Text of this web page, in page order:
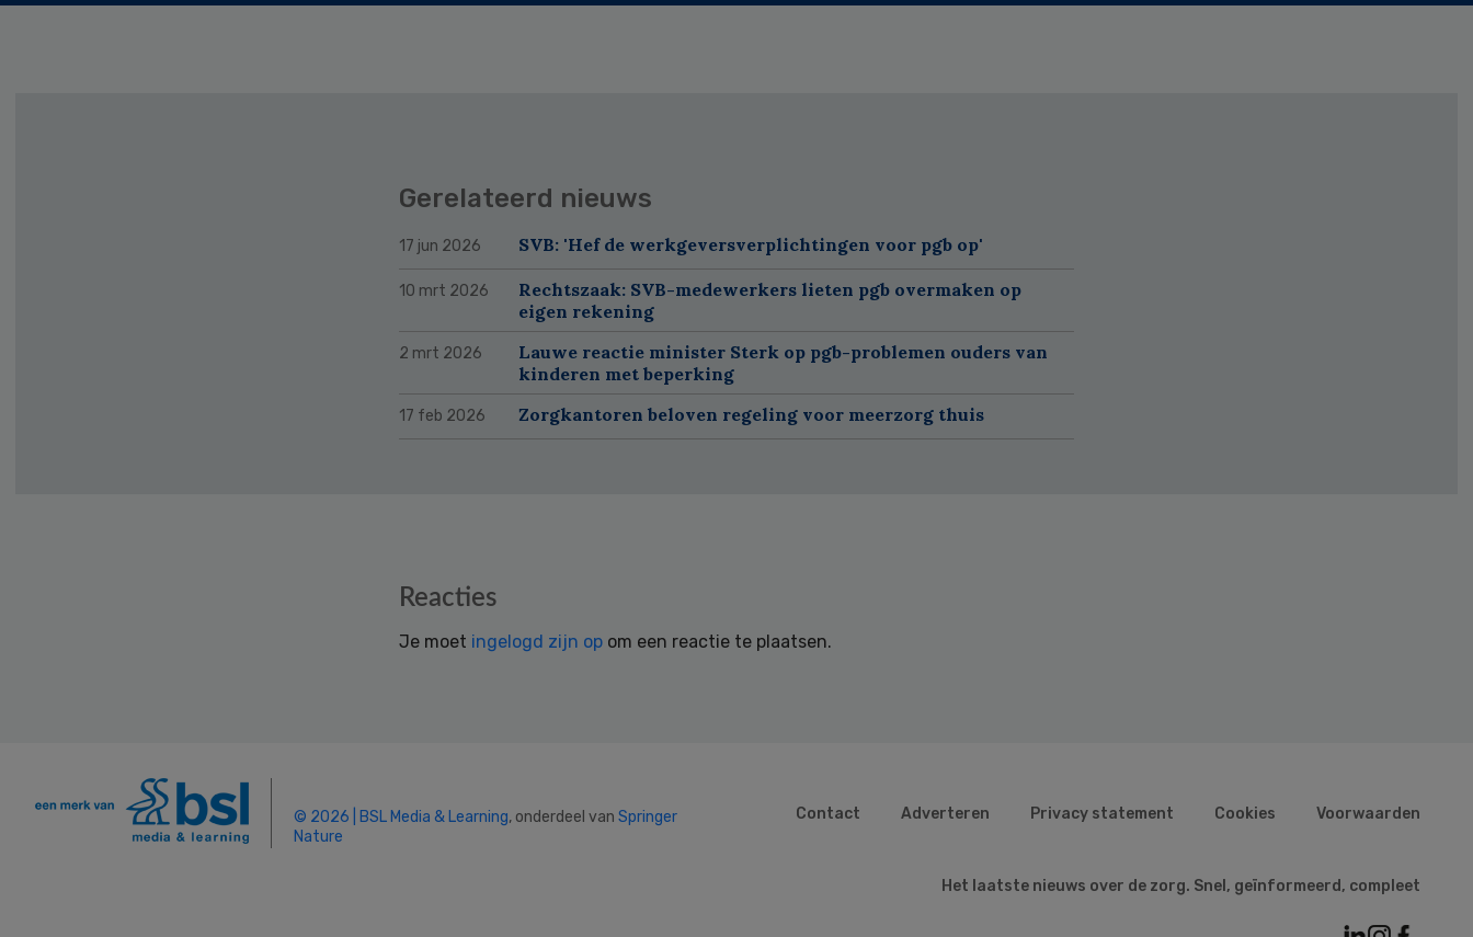
Gerelateerd nieuws
17 jun 2026 SVB: 'Hef de werkgeversverplichtingen voor pgb op'
10 mrt 2026
Rechtszaak: SVB-medewerkers lieten pgb overmaken op
eigen rekening
2 mrt 2026
Lauwe reactie minister Sterk op pgb-problemen ouders van
kinderen met beperking
17 feb 2026 Zorgkantoren beloven regeling voor meerzorg thuis
Reacties
Je moet ingelogd zijn op om een reactie te plaatsen.
© 2026 | BSL Media & Learning, onderdeel van Springer
Nature
Contact Adverteren Privacy statement Cookies Voorwaarden
Het laatste nieuws over de zorg. Snel, geïnformeerd, compleet